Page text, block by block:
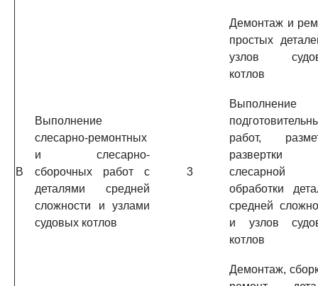
Демонтаж и
простых
узлов
котлов
B
Выполнение
слесарно-ремонтных
и слесарно-
сборочных работ с
деталями средней
сложности и узлами
судовых котлов
3
Выполнение
работ,
слесарной
обработки
средней
и узлов
котлов
Демонтаж,